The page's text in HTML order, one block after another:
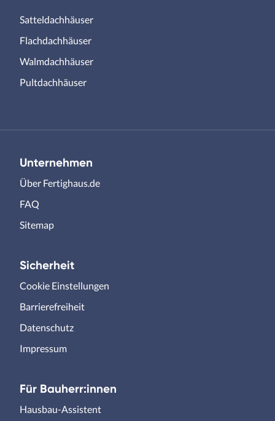
Satteldachhäuser
Flachdachhäuser
Walmdachhäuser
Pultdachhäuser
Unternehmen
Über Fertighaus.de
FAQ
Sitemap
Sicherheit
Cookie Einstellungen
Barrierefreiheit
Datenschutz
Impressum
Für Bauherr:innen
Hausbau-Assistent